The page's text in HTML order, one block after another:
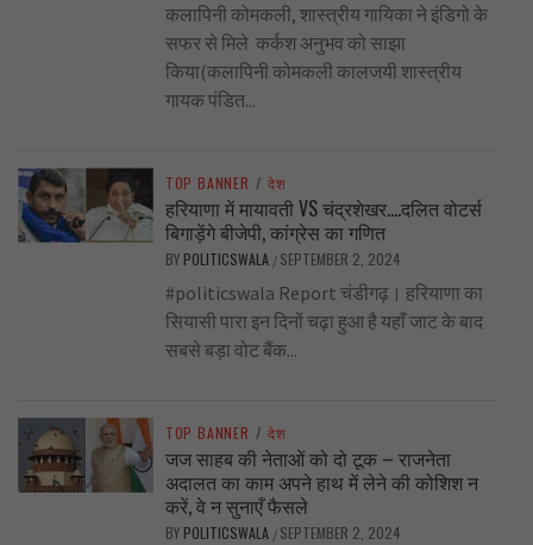
कलापिनी कोमकली, शास्त्रीय गायिका ने इंडिगो के
सफर से मिले कर्कश अनुभव को साझा
किया(कलापिनी कोमकली कालजयी शास्त्रीय
गायक पंडित...
TOP BANNER / देश
हरियाणा में मायावती VS चंद्रशेखर….दलित वोटर्स
बिगाड़ेंगे बीजेपी, कांग्रेस का गणित
BY POLITICSWALA / SEPTEMBER 2, 2024
#politicswala Report चंडीगढ़। हरियाणा का
सियासी पारा इन दिनों चढ़ा हुआ है यहाँ जाट के बाद
सबसे बड़ा वोट बैंक...
TOP BANNER / देश
जज साहब की नेताओं को दो टूक – राजनेता
अदालत का काम अपने हाथ में लेने की कोशिश न
करें, वे न सुनाएँ फैसले
BY POLITICSWALA / SEPTEMBER 2, 2024